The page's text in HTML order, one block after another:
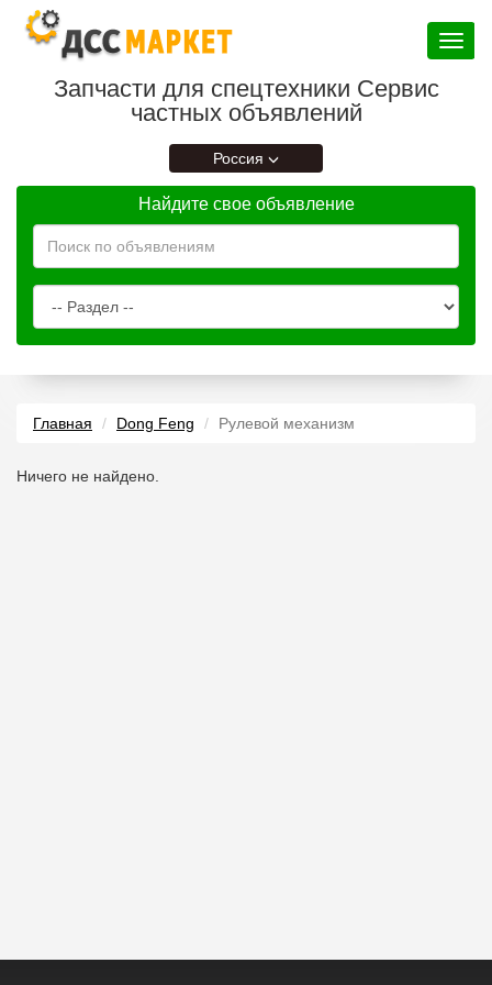
Toggle
Запчасти для спецтехники Сервис
частных объявлений
Россия
Найдите свое объявление
Главная Dong Feng Рулевой механизм
Ничего не найдено.